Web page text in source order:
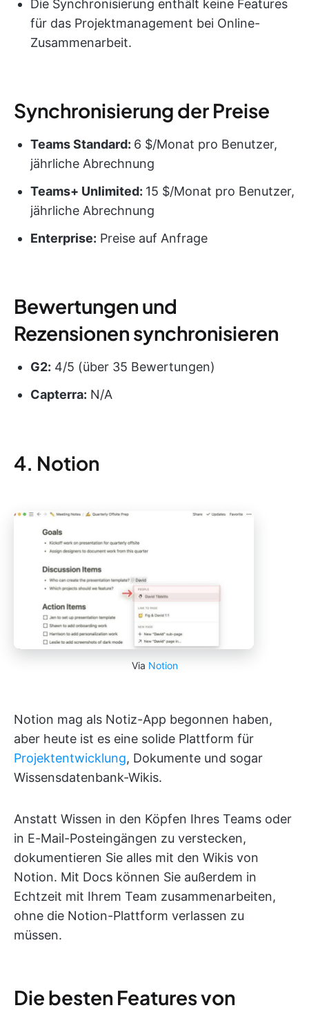
Die Synchronisierung enthält keine Features
für das Projektmanagement bei Online-
Zusammenarbeit.
Synchronisierung der Preise
Teams Standard: 6 $/Monat pro Benutzer,
jährliche Abrechnung
Teams+ Unlimited: 15 $/Monat pro Benutzer,
jährliche Abrechnung
Enterprise: Preise auf Anfrage
Bewertungen und
Rezensionen synchronisieren
G2: 4/5 (über 35 Bewertungen)
Capterra: N/A
4. Notion
Via Notion
Notion mag als Notiz-App begonnen haben,
aber heute ist es eine solide Plattform für
Projektentwicklung, Dokumente und sogar
Wissensdatenbank-Wikis.
Anstatt Wissen in den Köpfen Ihres Teams oder
in E-Mail-Posteingängen zu verstecken,
dokumentieren Sie alles mit den Wikis von
Notion. Mit Docs können Sie außerdem in
Echtzeit mit Ihrem Team zusammenarbeiten,
ohne die Notion-Plattform verlassen zu
müssen.
Die besten Features von